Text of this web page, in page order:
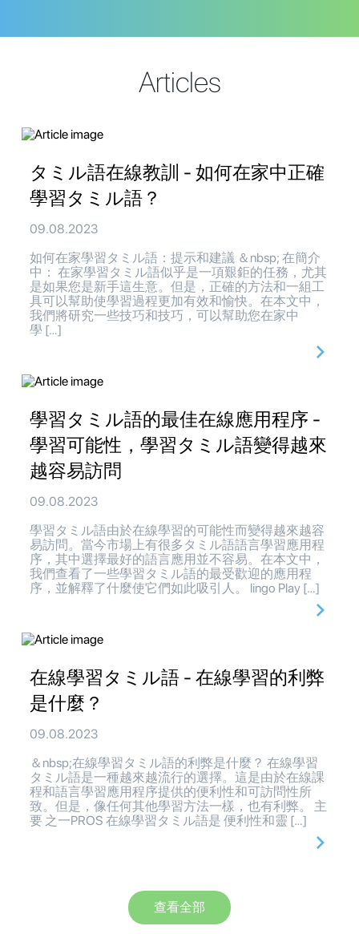
Articles
タミル語在線教訓 - 如何在家中正確
學習タミル語？
09.08.2023
如何在家學習タミル語：提示和建議 ＆nbsp; 在簡介
中： 在家學習タミル語似乎是一項艱鉅的任務，尤其
是如果您是新手這生意。但是，正確的方法和一組工
具可以幫助使學習過程更加有效和愉快。在本文中，
我們將研究一些技巧和技巧，可以幫助您在家中
學 […]
學習タミル語的最佳在線應用程序 -
學習可能性，學習タミル語變得越來
越容易訪問
09.08.2023
學習タミル語由於在線學習的可能性而變得越來越容
易訪問。當今市場上有很多タミル語語言學習應用程
序，其中選擇最好的語言應用並不容易。在本文中，
我們查看了一些學習タミル語的最受歡迎的應用程
序，並解釋了什麼使它們如此吸引人。 lingo Play […]
在線學習タミル語 - 在線學習的利弊
是什麼？
09.08.2023
＆nbsp;在線學習タミル語的利弊是什麼？ 在線學習
タミル語是一種越來越流行的選擇。這是由於在線課
程和語言學習應用程序提供的便利性和可訪問性所
致。但是，像任何其他學習方法一樣，也有利弊。 主
要 之一PROS 在線學習タミル語是 便利性和靈 […]
查看全部